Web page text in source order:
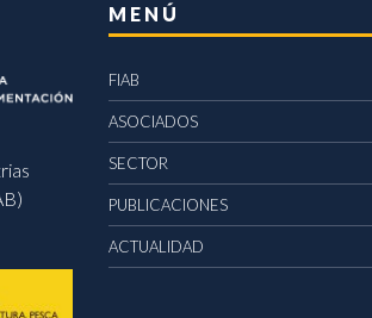
MENÚ
FIAB
ASOCIADOS
SECTOR
PUBLICACIONES
ACTUALIDAD